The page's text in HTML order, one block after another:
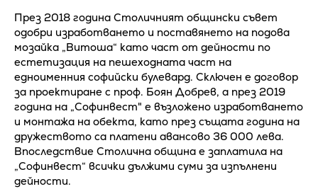
През 2018 година Столичният общински съвет
одобри изработването и поставянето на подова
мозайка „Витоша“ като част от дейности по
естетизация на пешеходната част на
едноименния софийски булевард. Сключен е договор
за проектиране с проф. Боян Добрев, а през 2019
година на „Софинвест" е възложено изработването
и монтажа на обекта, като през същата година на
дружеството са платени авансово 36 000 лева.
Впоследствие Столична община е заплатила на
„Софинвест“ всички дължими суми за изпълнени
дейности.